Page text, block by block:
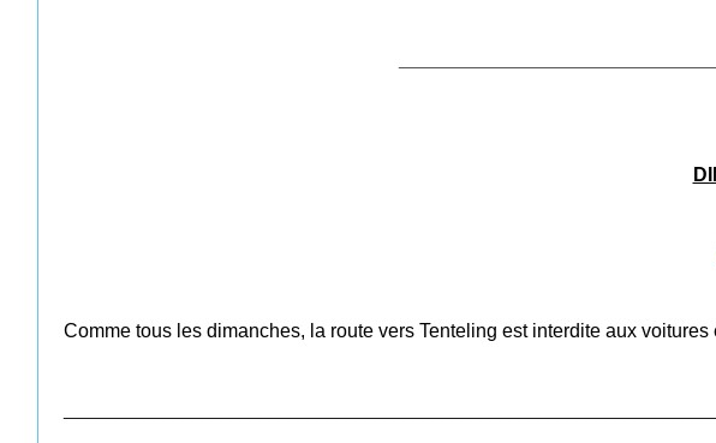
Comme tous les dimanches, la route vers Tenteling est interdite aux